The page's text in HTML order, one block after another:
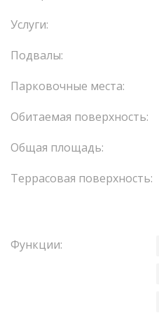
Услуги:
Подвалы:
Парковочные места:
Обитаемая поверхность:
Общая площадь:
Террасовая поверхность:
Функции: